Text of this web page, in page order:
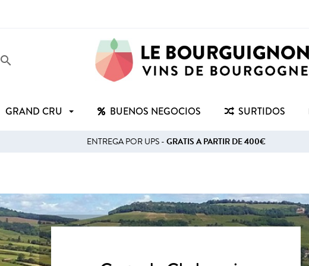
search
GRAND CRU BUENOS NEGOCIOS SURTIDOS
ENTREGA POR UPS -GRATIS A PARTIR DE 400€